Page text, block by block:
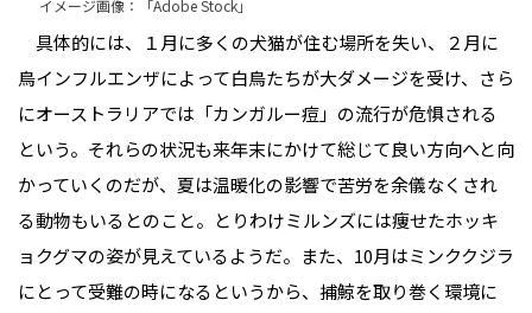
イメージ画像：「Adobe Stock」
具体的には、１月に多くの犬猫が住む場所を失い、２月に
鳥インフルエンザによって白鳥たちが大ダメージを受け、さら
にオーストラリアでは「カンガルー痘」の流行が危惧される
という。それらの状況も来年末にかけて総じて良い方向へと向
かっていくのだが、夏は温暖化の影響で苦労を余儀なくされ
る動物もいるとのこと。とりわけミルンズには痩せたホッキ
ョクグマの姿が見えているようだ。また、10月はミンククジラ
にとって受難の時になるというから、捕鯨を取り巻く環境に